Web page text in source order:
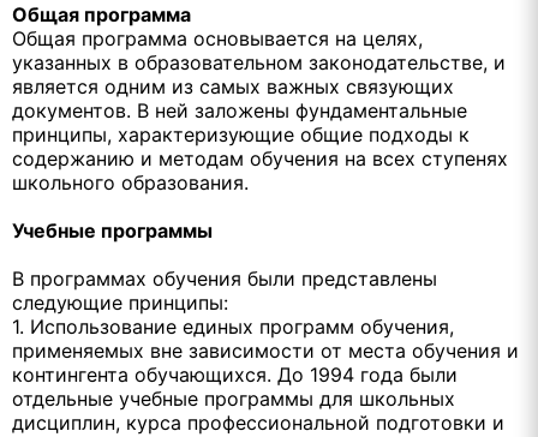
Общая программа
Общая программа основывается на целях,
указанных в образовательном законодательстве, и
является одним из самых важных связующих
документов. В ней заложены фундаментальные
принципы, характеризующие общие подходы к
содержанию и методам обучения на всех ступенях
школьного образования.
Учебные программы
В программах обучения были представлены
следующие принципы:
1. Использование единых программ обучения,
применяемых вне зависимости от места обучения и
контингента обучающихся. До 1994 года были
отдельные учебные программы для школьных
дисциплин, курса профессиональной подготовки и